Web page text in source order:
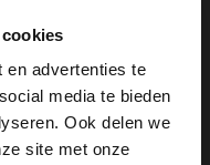
en advertenties te
media te bieden
Ook delen we
site met onze
zegt nu voor het
jongens en
Hoe ver zijn we